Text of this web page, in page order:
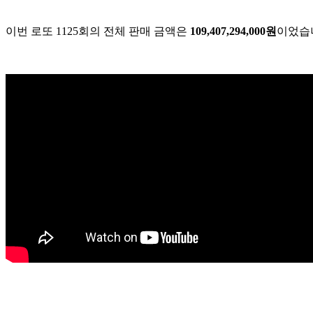
이번 로또 1125회의 전체 판매 금액은 109,407,294,000원 이었습